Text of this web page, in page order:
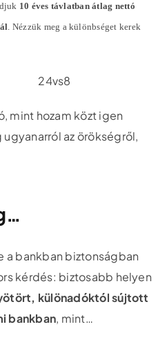
10 éves távlatban átlag nettó
. Nézzük meg a különbséget kerek
mint hozam közt igen
ugyanarról az örökségről,
a bankban biztonságban
kérdés: biztosabb helyen
különadóktól sújtott
bankban, mint…